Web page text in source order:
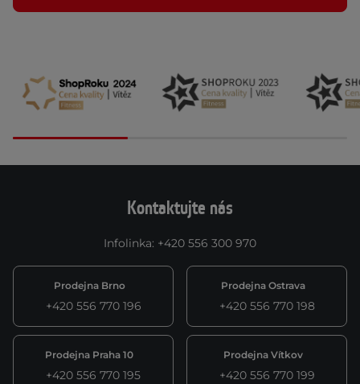
Kontaktujte nás
Infolinka: +420 556 300 970
Prodejna Brno
+420 556 770 196
Prodejna Ostrava
+420 556 770 198
Prodejna Praha 10
+420 556 770 195
Prodejna Vítkov
+420 556 770 199